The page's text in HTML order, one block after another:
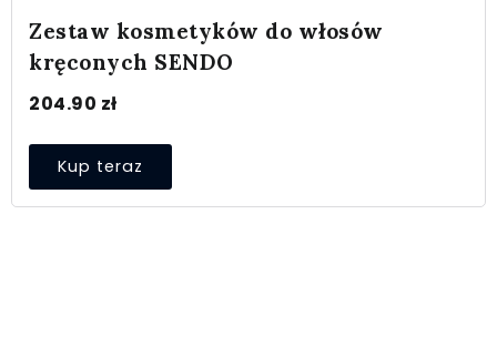
Zestaw kosmetyków do włosów
kręconych SENDO
204.90 zł
Kup teraz